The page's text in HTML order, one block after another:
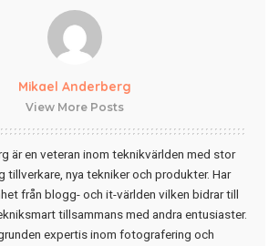
Mikael Anderberg
View More Posts
är en veteran inom teknikvärlden med stor
tillverkare, nya tekniker och produkter. Har
från blogg- och it-världen vilken bidrar till
tillsammans med andra entusiaster.
expertis inom fotografering och